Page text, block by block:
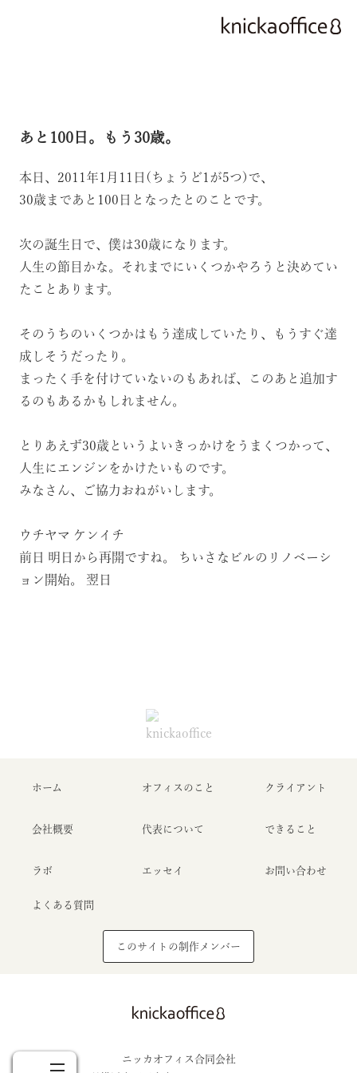
Clients
あと100日。もう30歳。
本日、2011年1月11日(ちょうど1が5つ)で、
30歳まであと100日となったとのことです。
次の誕生日で、僕は30歳になります。
人生の節目かな。それまでにいくつかやろうと決めてい
たことあります。
そのうちのいくつかはもう達成していたり、もうすぐ達
成しそうだったり。
まったく手を付けていないのもあれば、このあと追加す
るのもあるかもしれません。
とりあえず30歳というよいきっかけをうまくつかって、
人生にエンジンをかけたいものです。
みなさん、ご協力おねがいします。
ウチヤマ ケンイチ
前日 明日から再開ですね。
ちいさなビルのリノベーシ
ョン開始。 翌日
ホーム オフィスのこと クライアント
会社概要 代表について できること
ラボ エッセイ
よくある質問
お問い合わせ
このサイトの制作メンバー
ニッカオフィス合同会社